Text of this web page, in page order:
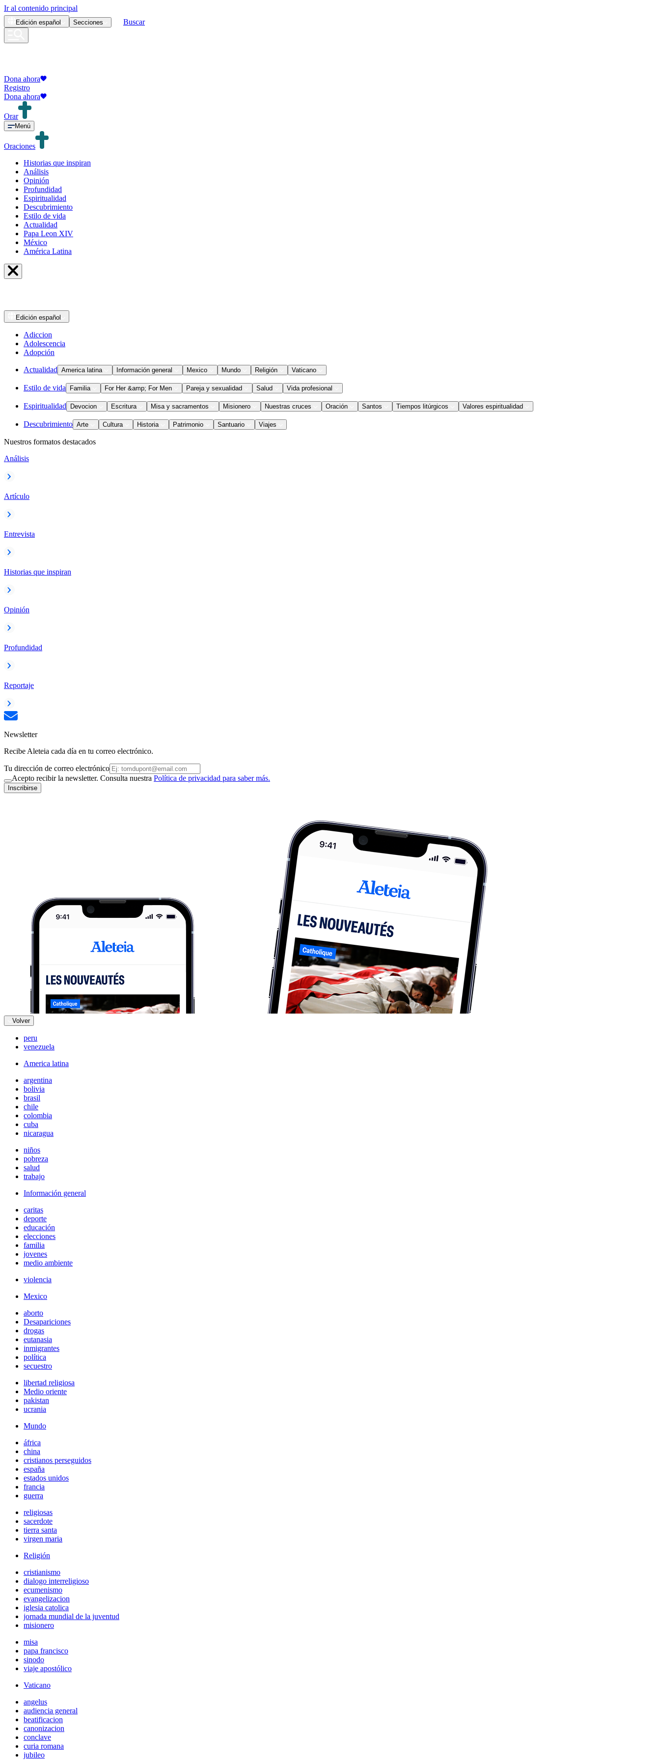
Ir al contenido principal
Edición español Secciones Buscar
Dona ahora
Registro
Dona ahora
Orar
Menú
Oraciones
Historias que inspiran
Análisis
Opinión
Profundidad
Espiritualidad
Descubrimiento
Estilo de vida
Actualidad
Papa Leon XIV
México
América Latina
Edición español
Adiccion
Adolescencia
Adopción
Actualidad America latina Información general Mexico Mundo Religión Vaticano
Estilo de vida Familia For Her &amp; For Men Pareja y sexualidad Salud Vida profesional
Espiritualidad Devocion Escritura Misa y sacramentos Misionero Nuestras cruces Oración Santos Tiempos litúrgicos Valores espiritualidad
Descubrimiento Arte Cultura Historia Patrimonio Santuario Viajes
Nuestros formatos destacados
Análisis
Artículo
Entrevista
Historias que inspiran
Opinión
Profundidad
Reportaje
Newsletter
Recibe Aleteia cada día en tu correo electrónico.
Tu dirección de correo electrónico
Acepto recibir la newsletter. Consulta nuestra Política de privacidad para saber más.
Inscribirse
Volver
peru
venezuela
America latina
argentina
bolivia
brasil
chile
colombia
cuba
nicaragua
niños
pobreza
salud
trabajo
Información general
caritas
deporte
educación
elecciones
familia
jovenes
medio ambiente
violencia
Mexico
aborto
Desapariciones
drogas
eutanasia
inmigrantes
política
secuestro
libertad religiosa
Medio oriente
pakistan
ucrania
Mundo
áfrica
china
cristianos perseguidos
españa
estados unidos
francia
guerra
religiosas
sacerdote
tierra santa
virgen maria
Religión
cristianismo
dialogo interreligioso
ecumenismo
evangelizacion
iglesia catolica
jornada mundial de la juventud
misionero
misa
papa francisco
sinodo
viaje apostólico
Vaticano
angelus
audiencia general
beatificacion
canonizacion
conclave
curia romana
jubileo